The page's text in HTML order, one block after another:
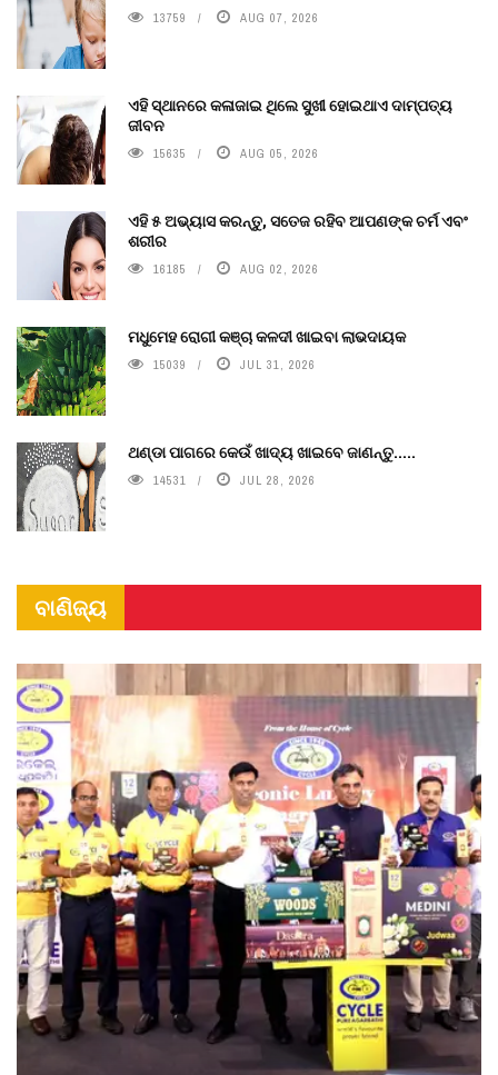
13759 AUG 07, 2026
ଏହି ସ୍ଥାନରେ କଳାଜାଇ ଥିଲେ ସୁଖୀ ହୋଇଥାଏ ଦାମ୍ପତ୍ୟ
ଜୀବନ
15635 AUG 05, 2026
ଏହି ୫ ଅଭ୍ୟାସ କରନ୍ତୁ, ସତେଜ ରହିବ ଆପଣଙ୍କ ଚର୍ମ ଏବଂ
ଶରୀର
16185 AUG 02, 2026
ମଧୁମେହ ରୋଗୀ କଞ୍ଚା କଳଦୀ ଖାଇବା ଲାଭଦାୟକ
15039 JUL 31, 2026
ଥଣ୍ଡା ପାଗରେ କେଉଁ ଖାଦ୍ୟ ଖାଇବେ ଜାଣନ୍ତୁ.....
14531 JUL 28, 2026
ବାଣିଜ୍ୟ